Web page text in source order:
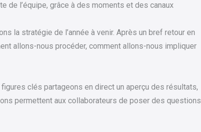
de l’équipe, grâce à des moments et des canaux
la stratégie de l’année à venir. Après un bref retour en
allons-nous procéder, comment allons-nous impliquer
clés partageons en direct un aperçu des résultats,
permettent aux collaborateurs de poser des questions